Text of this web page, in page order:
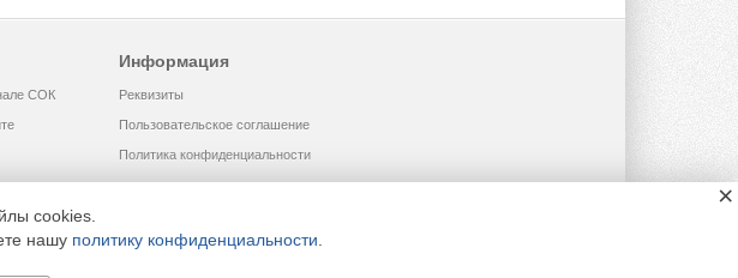
СОК
Информация
Реквизиты
Пользовательское соглашение
Политика конфиденциальности
cookies.
нашу политику конфиденциальности
×